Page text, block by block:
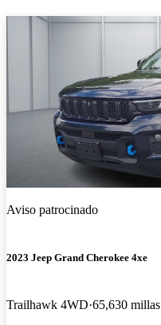
Aviso patrocinado
2023 Jeep Grand Cherokee 4xe
Trailhawk 4WD 65,630 millas